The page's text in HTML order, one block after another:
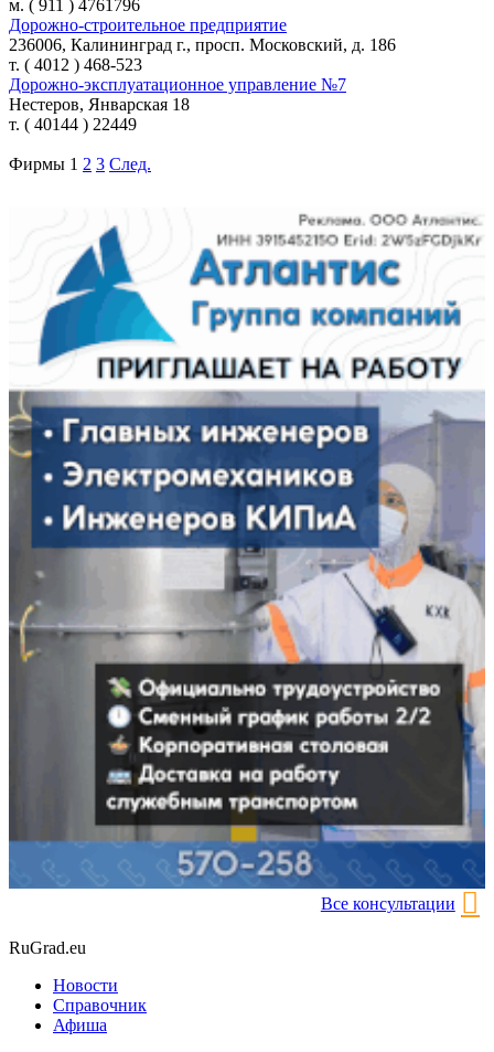
м. ( 911 ) 4761796
Дорожно-строительное предприятие
236006, Калининград г., просп. Московский, д. 186
т. ( 4012 ) 468-523
Дорожно-эксплуатационное управление №7
Нестеров, Январская 18
т. ( 40144 ) 22449
Фирмы 1 2 3 След.
Все консультации
RuGrad.eu
Новости
Справочник
Афиша